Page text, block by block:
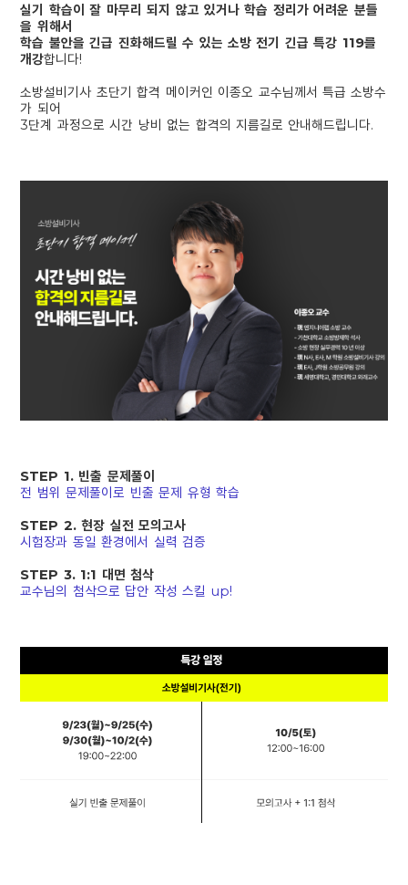
실기 학습이 잘 마무리 되지 않고 있거나 학습 정리가 어려운 분들
을 위해서
학습 불안을 긴급 진화해드릴 수 있는소방 전기 긴급 특강 119를
개강합니다!
소방설비기사 초단기 합격 메이커인 이종오 교수님께서 특급 소방수
가 되어
3단계 과정으로 시간 낭비 없는 합격의 지름길로 안내해드립니다.
STEP 1. 빈출 문제풀이
전 범위 문제풀이로 빈출 문제 유형 학습
STEP 2. 현장 실전 모의고사
시험장과 동일 환경에서 실력 검증
STEP 3. 1:1 대면 첨삭
교수님의 첨삭으로 답안 작성 스킬 up!